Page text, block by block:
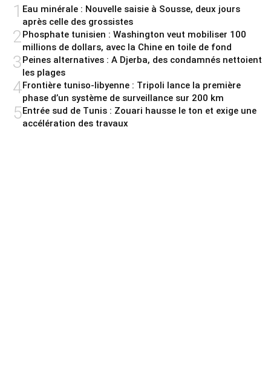
1 Eau minérale : Nouvelle saisie à Sousse, deux jours
après celle des grossistes
2 Phosphate tunisien : Washington veut mobiliser 100
millions de dollars, avec la Chine en toile de fond
3Peines alternatives : A Djerba, des condamnés nettoient
les plages
4Frontière tuniso-libyenne : Tripoli lance la première
phase d’un système de surveillance sur 200 km
5Entrée sud de Tunis : Zouari hausse le ton et exige une
accélération des travaux